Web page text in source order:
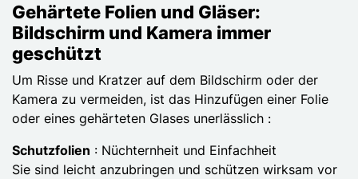
Gehärtete Folien und Gläser:
Bildschirm und Kamera immer
geschützt
Um Risse und Kratzer auf dem Bildschirm oder der
Kamera zu vermeiden, ist das Hinzufügen einer Folie
oder eines gehärteten Glases unerlässlich :
Schutzfolien : Nüchternheit und Einfachheit
Sie sind leicht anzubringen und schützen wirksam vor